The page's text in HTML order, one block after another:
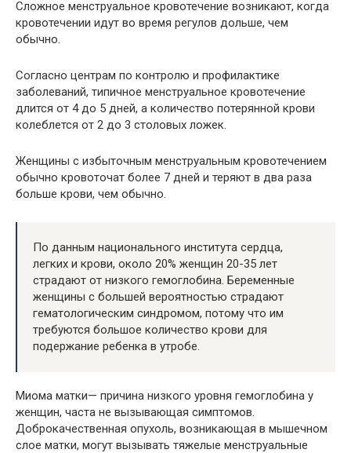
Сложное менструальное кровотечение возникают, когда
кровотечении идут во время регулов дольше, чем
обычно.
Согласно центрам по контролю и профилактике
заболеваний, типичное менструальное кровотечение
длится от 4 до 5 дней, а количество потерянной крови
колеблется от 2 до 3 столовых ложек.
Женщины с избыточным менструальным кровотечением
обычно кровоточат более 7 дней и теряют в два раза
больше крови, чем обычно.
По данным национального института сердца,
легких и крови, около 20% женщин 20-35 лет
страдают от низкого гемоглобина. Беременные
женщины с большей вероятностью страдают
гематологическим синдромом, потому что им
требуются большое количество крови для
подержание ребенка в утробе.
Миома матки— причина низкого уровня гемоглобина у
женщин, часта не вызывающая симптомов.
Доброкачественная опухоль, возникающая в мышечном
слое матки, могут вызывать тяжелые менструальные